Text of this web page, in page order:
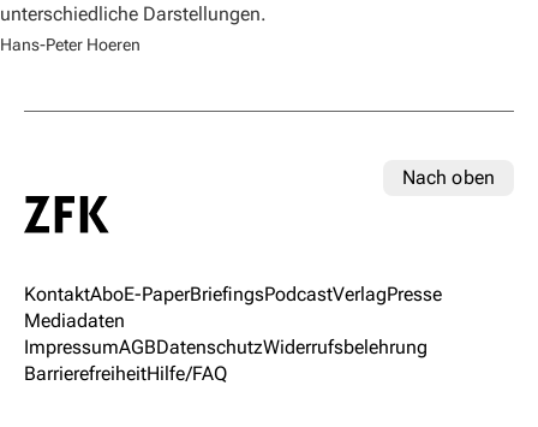
unterschiedliche Darstellungen.
Hans-Peter Hoeren
Nach oben
KontaktAboE-PaperBriefingsPodcastVerlagPresse
Mediadaten
ImpressumAGBDatenschutzWiderrufsbelehrung
BarrierefreiheitHilfe/FAQ